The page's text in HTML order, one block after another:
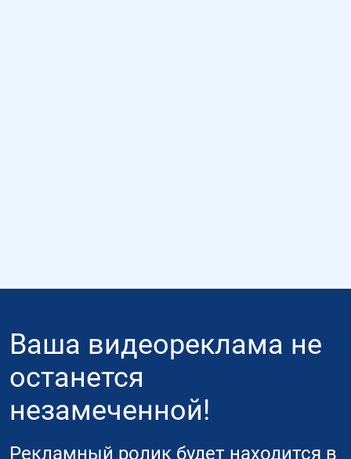
Ваша видеореклама не
останется
незамеченной!
Рекламный ролик будет находится в